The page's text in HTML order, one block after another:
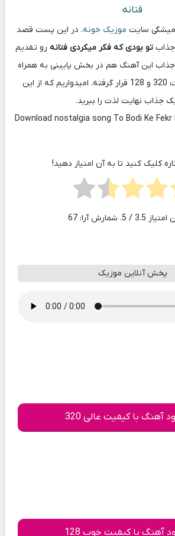
فتانه
سایت موزیک خونه. در این پست قصد
جذابتو بودی که فکر میکردی فتانه رو تقدیم
جذاب این آهنگ هم در بخش پایینی به همراه
لینک دانلود با کیفیت 320 و 128 قرار گرفته. امیدواریم که از این
جذاب نهایت لذت را ببرید.
Download nostalgia song To Bodi Ke
کلیک کنید تا به آن امتیاز دهید!
امتیاز 3.5 / 5. شمارش آرا: 67
پخش آنلاین موزیک
آهنگ با کیفیت عالی 320
آهنگ با کیفیت خوب 128